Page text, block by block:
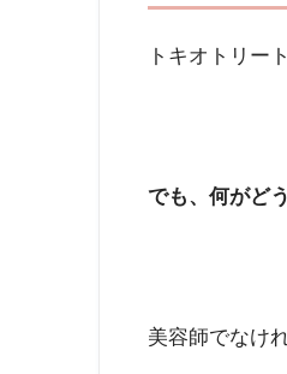
トキオトリー
でも、何がど
美容師でなけ